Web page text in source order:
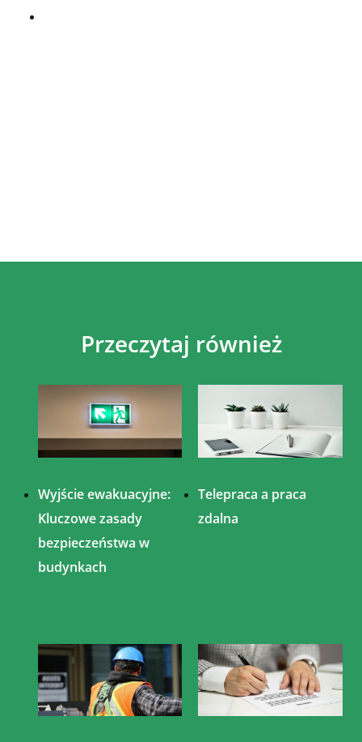
Przeczytaj również
Wyjście ewakuacyjne:
Kluczowe zasady
bezpieczeństwa w
budynkach
Telepraca a praca
zdalna